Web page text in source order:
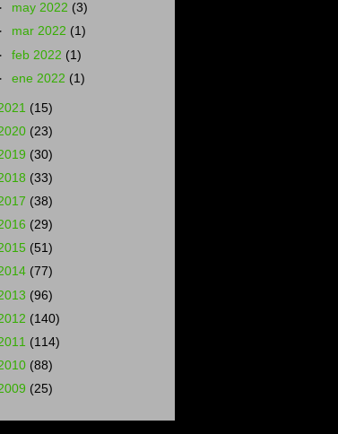
may 2022 (3)
mar 2022 (1)
feb 2022 (1)
ene 2022 (1)
(15)
(23)
(30)
(33)
(38)
(29)
(51)
(77)
(96)
(140)
(114)
(88)
(25)